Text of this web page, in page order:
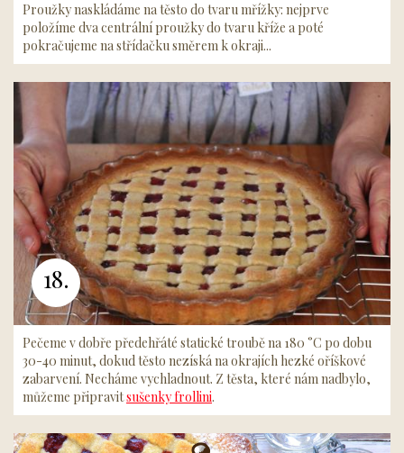
Proužky naskládáme na těsto do tvaru mřížky: nejprve
položíme dva centrální proužky do tvaru kříže a poté
pokračujeme na střídačku směrem k okraji...
18.
Pečeme v dobře předehřáté statické troubě na 180 °C po dobu
30-40 minut, dokud těsto nezíská na okrajích hezké oříškové
zabarvení. Necháme vychladnout. Z těsta, které nám nadbylo,
můžeme připravitsušenky frollini.